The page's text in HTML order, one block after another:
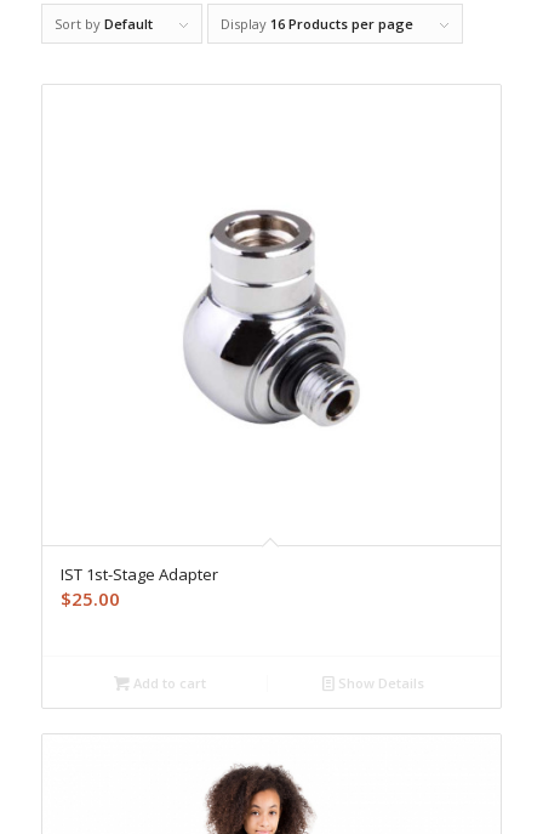
Sort by Default Display 16 Products per page
IST 1st-Stage Adapter
$25.00
Add to cart Show Details